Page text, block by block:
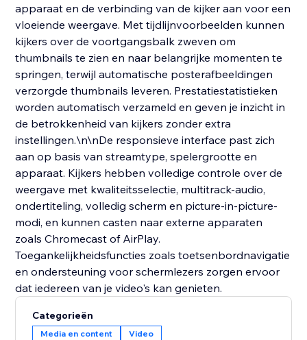
apparaat en de verbinding van de kijker aan voor een
vloeiende weergave. Met tijdlijnvoorbeelden kunnen
kijkers over de voortgangsbalk zweven om
thumbnails te zien en naar belangrijke momenten te
springen, terwijl automatische posterafbeeldingen
verzorgde thumbnails leveren. Prestatiestatistieken
worden automatisch verzameld en geven je inzicht in
de betrokkenheid van kijkers zonder extra
instellingen.\n\nDe responsieve interface past zich
aan op basis van streamtype, spelergrootte en
apparaat. Kijkers hebben volledige controle over de
weergave met kwaliteitsselectie, multitrack-audio,
ondertiteling, volledig scherm en picture-in-picture-
modi, en kunnen casten naar externe apparaten
zoals Chromecast of AirPlay.
Toegankelijkheidsfuncties zoals toetsenbordnavigatie
en ondersteuning voor schermlezers zorgen ervoor
dat iedereen van je video's kan genieten.
Categorieën
Media en content Video